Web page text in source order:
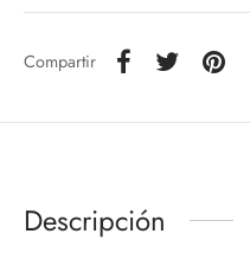
Compartir
Descripción